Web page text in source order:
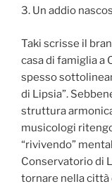
3. Un addio
Taki scrisse il
casa di famiglia a
spesso
di Lipsia”.
struttura
musicologi
“rivivendo”
Conservatorio di
tornare nella città